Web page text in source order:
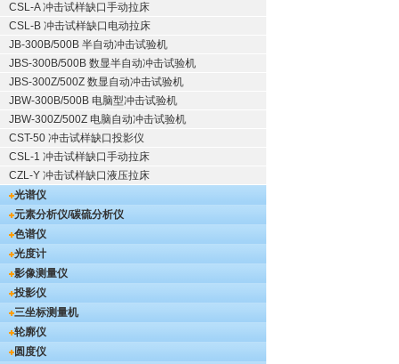
CSL-A 冲击试样缺口手动拉床
CSL-B 冲击试样缺口电动拉床
JB-300B/500B 半自动冲击试验机
JBS-300B/500B 数显半自动冲击试验机
JBS-300Z/500Z 数显自动冲击试验机
JBW-300B/500B 电脑型冲击试验机
JBW-300Z/500Z 电脑自动冲击试验机
CST-50 冲击试样缺口投影仪
CSL-1 冲击试样缺口手动拉床
CZL-Y 冲击试样缺口液压拉床
光谱仪
元素分析仪/碳硫分析仪
色谱仪
光度计
影像测量仪
投影仪
三坐标测量机
轮廓仪
圆度仪